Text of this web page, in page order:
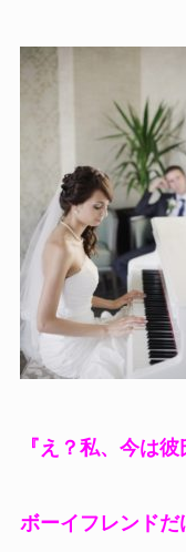
『え？私、今は
ボーイフレンドだ